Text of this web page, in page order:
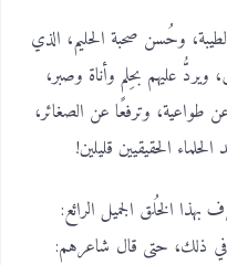
وحُسن صحبة الحليم، الذي
ويردُّ عليهم بحِلم وأناة وصبر،
طواعية، وترفعًا عن الصغائر،
الحقيقيين قليلين!
الخُلق الجميل الرائع:
ذلك، حتى قال شاعرهم: